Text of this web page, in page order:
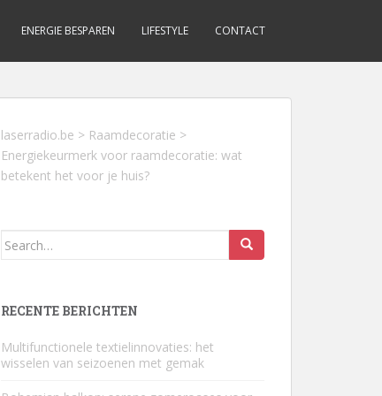
ENERGIE BESPAREN LIFESTYLE CONTACT
laserradio.be > Raamdecoratie >
Energiekeurmerk voor raamdecoratie: wat
betekent het voor je huis?
Search
RECENTE BERICHTEN
Multifunctionele textielinnovaties: het
wisselen van seizoenen met gemak